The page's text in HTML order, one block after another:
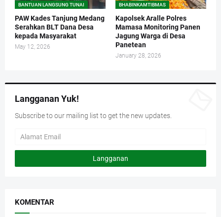
BANTUAN LANGSUNG TUNAI
PAW Kades Tanjung Medang
Serahkan BLT Dana Desa
kepada Masyarakat
May 12, 2026
BHABINKAMTIBMAS
Kapolsek Aralle Polres
Mamasa Monitoring Panen
Jagung Warga di Desa
Panetean
January 28, 2026
Langganan Yuk!
Subscribe to our mailing list to get the new updates.
KOMENTAR